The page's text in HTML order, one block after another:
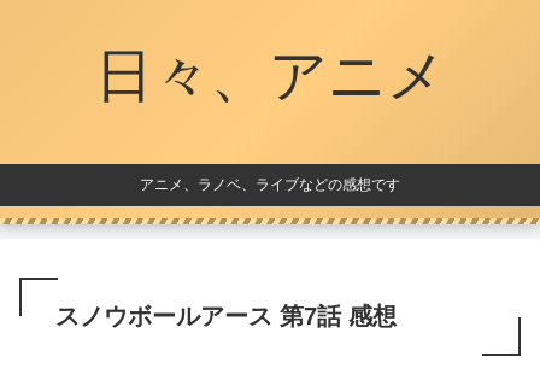
日々、アニメ
アニメ、ラノベ、ライブなどの感想です
スノウボールアース 第7話 感想